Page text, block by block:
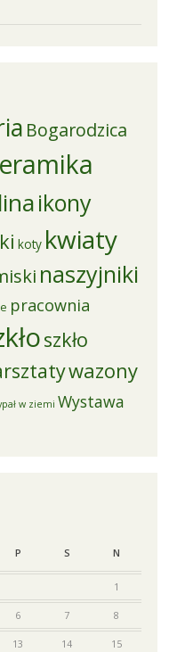
Bogarodzica
ikony
koty kwiaty
naszyjniki
pracownia
szkło
wazony
w ziemi Wystawa
P S N
1
6 7 8
13 14 15